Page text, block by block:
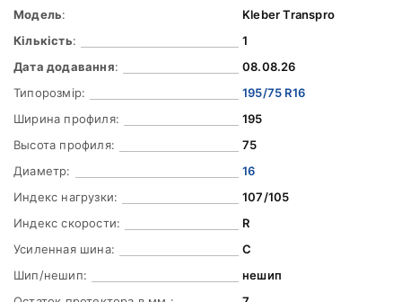
Модель:
Kleber Transpro
Кількість:
1
Дата додавання:
08.08.26
Типорозмір:
195/75 R16
Ширина профиля:
195
Высота профиля:
75
Диаметр:
16
Индекс нагрузки:
107/105
Индекс скорости:
R
Усиленная шина:
C
Шип/нешип:
нешип